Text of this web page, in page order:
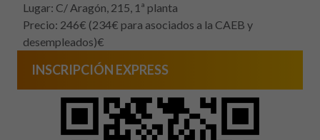
Lugar: C/ Aragón, 215, 1ª planta
Precio: 246€ (234€ para asociados a la CAEB y
desempleados)€
INSCRIPCIÓN EXPRESS